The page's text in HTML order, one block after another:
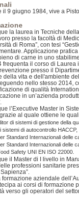
il 9 giugno 1984, vive a
la laurea in Tecniche
presso la facoltà di
di Roma”, con tesi
Applicazione
di carne in uno
frequenta il corso di
presso il
della vita e dell'ambiente
nello stesso 2014,
di qualità
in un’azienda
l’Executive Master in
al quale ottiene le
di sistemi di gestione della
sistemi di autocontrollo HACCP,
Standard Internazionali delle
Standard Internazionali delle
Safety UNI EN ISO 22000.
il Master di I livello in
professioni sanitarie
formazione aziendale
ai corsi di formazione
verso gli operatori del